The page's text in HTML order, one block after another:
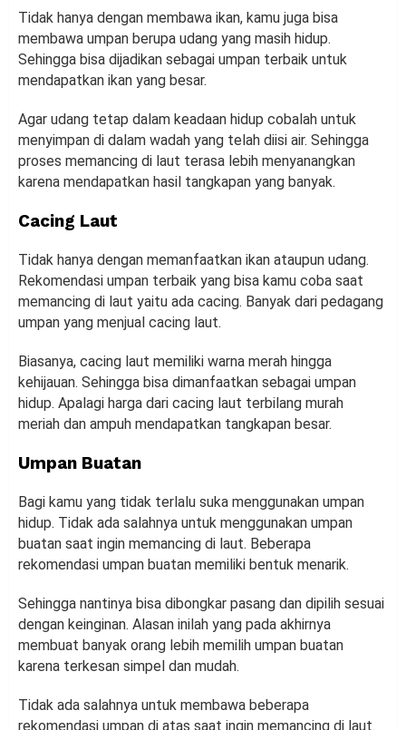
Tidak hanya dengan membawa ikan, kamu juga bisa
membawa umpan berupa udang yang masih hidup.
Sehingga bisa dijadikan sebagai umpan terbaik untuk
mendapatkan ikan yang besar.
Agar udang tetap dalam keadaan hidup cobalah untuk
menyimpan di dalam wadah yang telah diisi air. Sehingga
proses memancing di laut terasa lebih menyanangkan
karena mendapatkan hasil tangkapan yang banyak.
Cacing Laut
Tidak hanya dengan memanfaatkan ikan ataupun udang.
Rekomendasi umpan terbaik yang bisa kamu coba saat
memancing di laut yaitu ada cacing. Banyak dari pedagang
umpan yang menjual cacing laut.
Biasanya, cacing laut memiliki warna merah hingga
kehijauan. Sehingga bisa dimanfaatkan sebagai umpan
hidup. Apalagi harga dari cacing laut terbilang murah
meriah dan ampuh mendapatkan tangkapan besar.
Umpan Buatan
Bagi kamu yang tidak terlalu suka menggunakan umpan
hidup. Tidak ada salahnya untuk menggunakan umpan
buatan saat ingin memancing di laut. Beberapa
rekomendasi umpan buatan memiliki bentuk menarik.
Sehingga nantinya bisa dibongkar pasang dan dipilih sesuai
dengan keinginan. Alasan inilah yang pada akhirnya
membuat banyak orang lebih memilih umpan buatan
karena terkesan simpel dan mudah.
Tidak ada salahnya untuk membawa beberapa
rekomendasi umpan di atas saat ingin memancing di laut.